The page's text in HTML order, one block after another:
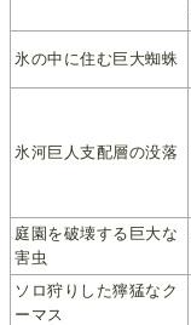
氷の中に住む巨大蜘蛛
氷河巨人支配層の没落
庭園を破壊する巨大な
害虫
ソロ狩りした獰猛なク
ーマス